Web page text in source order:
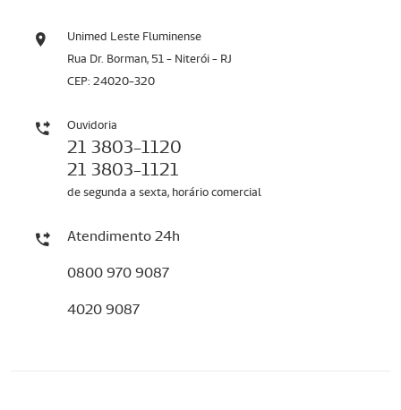
Unimed Leste Fluminense
Rua Dr. Borman, 51 - Niterói - RJ
CEP: 24020-320
Ouvidoria
21 3803-1120
21 3803-1121
de segunda a sexta, horário comercial
Atendimento 24h
0800 970 9087
4020 9087